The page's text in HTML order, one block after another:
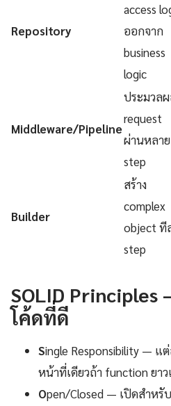
Repository
access
ออกจาก
business
logic
Middleware/Pipeline
ประมวล
request
ผ่านหลาย
step
Builder
สร้าง
complex
object ที
step
SOLID Principles
โค้ดที่ดี
Single Responsibility — แ
หน้าที่เดียวถ้า function ยา
Open/Closed — เปิดสำหรั